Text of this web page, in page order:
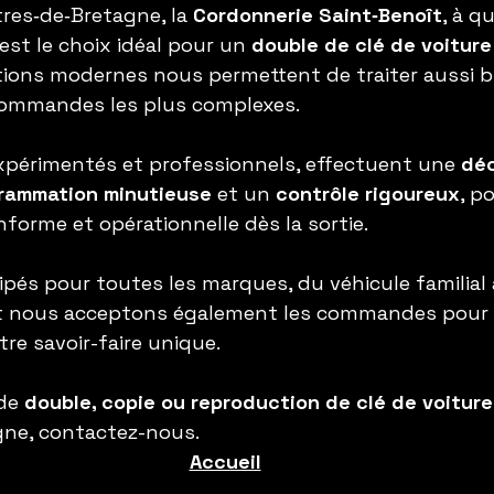
la Cordonnerie Saint‑Benoît, à
le choix idéal pour un double de clé de voiture
modernes nous permettent de traiter aussi
les plus complexes.
et professionnels, effectuent une
minutieuse et un contrôle rigoureux,
et opérationnelle dès la sortie.
pour toutes les marques, du véhicule
nous acceptons également les commandes
savoir-faire unique.
double, copie ou reproduction de clé de voiture
contactez-nous.
Accueil